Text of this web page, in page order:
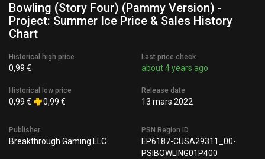
Bowling (Story Four) (Pammy Version) -
Project: Summer Ice Price & Sales History
Chart
Historical high price
0,99 €
Historical low price
0,99 € 0,99 €
Last price check
about 4 years ago
Release date
13 mars 2022
Publisher
Breakthrough Gaming LLC
PSN Region ID
EP6187-CUSA29311_00-
PSIBOWLING01P400